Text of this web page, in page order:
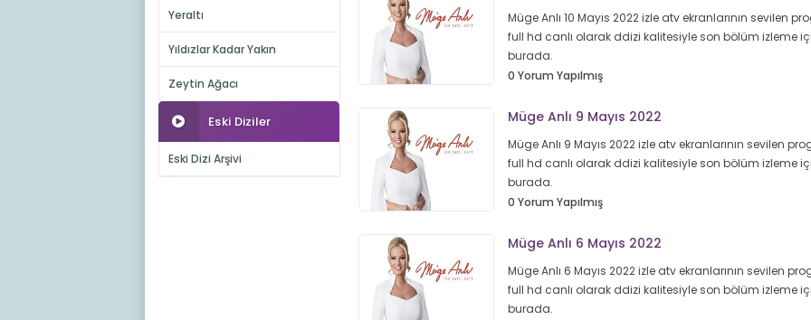
Yeraltı
Yıldızlar Kadar Yakın
Zeytin Ağacı
Eski Diziler
Eski Dizi Arşivi
Müge Anlı 10 Mayıs 2022 izle atv ekranlarının sevilen
full hd canlı olarak ddizi kalitesiyle son bölüm izleme
burada.
0 Yorum Yapılmış
Müge Anlı 9 Mayıs 2022
Müge Anlı 9 Mayıs 2022 izle atv ekranlarının sevilen
full hd canlı olarak ddizi kalitesiyle son bölüm izleme
burada.
0 Yorum Yapılmış
Müge Anlı 6 Mayıs 2022
Müge Anlı 6 Mayıs 2022 izle atv ekranlarının sevilen
full hd canlı olarak ddizi kalitesiyle son bölüm izleme
burada.